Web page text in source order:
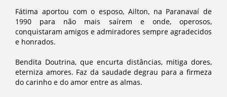
Fátima aportou com o esposo, Ailton, na Paranavaí de
1990 para não mais saírem e onde, operosos,
conquistaram amigos e admiradores sempre agradecidos
e honrados.
Bendita Doutrina, que encurta distâncias, mitiga dores,
eterniza amores. Faz da saudade degrau para a firmeza
do carinho e do amor entre as almas.